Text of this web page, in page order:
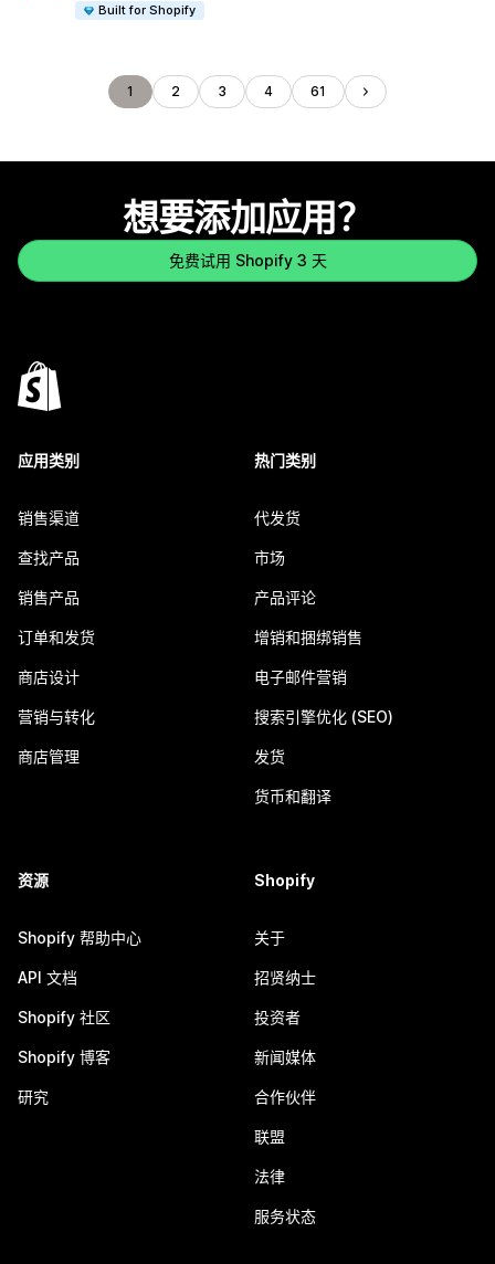
Built for Shopify
1 2 3 4 61
想要添加应用？
免费试用 Shopify 3 天
应用类别
销售渠道
查找产品
销售产品
订单和发货
商店设计
营销与转化
商店管理
热门类别
代发货
市场
产品评论
增销和捆绑销售
电子邮件营销
搜索引擎优化 (SEO)
发货
货币和翻译
资源
Shopify 帮助中心
API 文档
Shopify 社区
Shopify 博客
研究
Shopify
关于
招贤纳士
投资者
新闻媒体
合作伙伴
联盟
法律
服务状态